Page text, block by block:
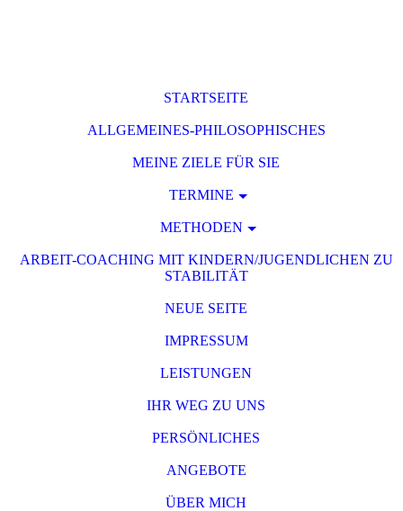
STARTSEITE
ALLGEMEINES-PHILOSOPHISCHES
MEINE ZIELE FÜR SIE
TERMINE
METHODEN
ARBEIT-COACHING MIT KINDERN/JUGENDLICHEN ZU
STABILITÄT
NEUE SEITE
IMPRESSUM
LEISTUNGEN
IHR WEG ZU UNS
PERSÖNLICHES
ANGEBOTE
ÜBER MICH